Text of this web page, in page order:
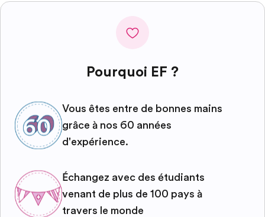
Pourquoi EF ?
Vous êtes entre de bonnes mains
grâce à nos 60 années
d'expérience.
Échangez avec des étudiants
venant de plus de 100 pays à
travers le monde